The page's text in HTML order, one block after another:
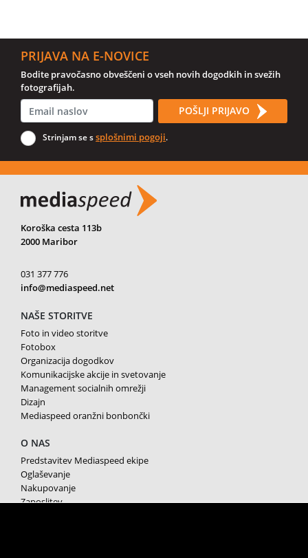
PRIJAVA NA E-NOVICE
Bodite pravočasno obveščeni o vseh novih dogodkih in svežih
fotografijah.
POŠLJI PRIJAVO
Strinjam se ssplošnimi pogoji.
Koroška cesta 113b
2000 Maribor
031 377 776
info@mediaspeed.net
NAŠE STORITVE
Foto in video storitve
Fotobox
Organizacija dogodkov
Komunikacijske akcije in svetovanje
Management socialnih omrežji
Dizajn
Mediaspeed oranžni bonbončki
O NAS
Predstavitev Mediaspeed ekipe
Oglaševanje
Nakupovanje
Zaposlitev